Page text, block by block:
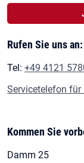
Rufen Sie uns an:
Tel: +49 4121
Servicetelefon
Kommen Sie
Damm 25